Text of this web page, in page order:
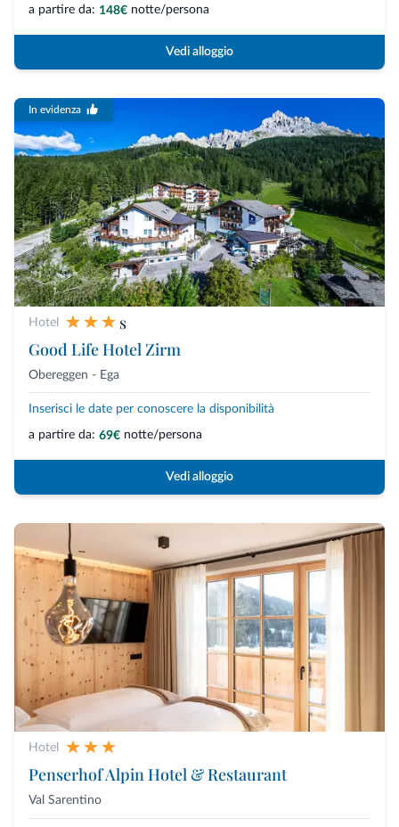
a partire da: 148€ notte/persona
Vedi alloggio
In evidenza
Hotel
s
Good Life Hotel Zirm
Obereggen - Ega
Inserisci le date per conoscere la disponibilità
a partire da: 69€ notte/persona
Vedi alloggio
Hotel
Penserhof Alpin Hotel & Restaurant
Val Sarentino